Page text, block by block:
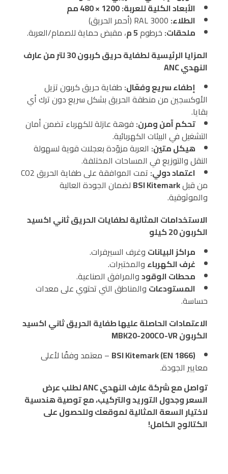
الأبعاد الكلية للعربة:1200 × 480 مم
الطلاء:
ملحقات: خرطوم5 م ، مقبض حماية للصمام/العربة.
المزايا الرئيسية لطفاية حريق كربون 30 لتر من عارف
النهدي ANC
إطفاء سريع وفعّال: طفاية حريق كربون تزيل
الأوكسجين من منطقة الحريق بشكل سريع دون ترك أي
بقايا.
تحكم آمن ومرن: فوهة عازلة للكهرباء تضمن أمان
التشغيل في البيئات الكهربائية.
هيكل متين: العربة مزوّدة بعجلات قوية لسهولة
النقل والتوزيع في المساحات المختلفة.
اعتماد دولي:
تمت الموافقة على طفاية الحريق CO2
من قبلBSI Kitemark لضمان الجودة العالية
والموثوقية.
الاستخدامات المثالية لطفايات الحريق ثاني اكسيد
الكربون 20 كيلو
مراكز البيانات وغرف السيرفرات.
غرف الكهرباء والمختبرات.
محطات الوقودوالمرافق الصناعية.
المستودعات والمناطق التي تحتوي على معدات
حساسة.
الاعتمادات الحاصلة عليها طفاية الحريق ثاني اكسيد
الكربون MBK20-200CO-VR
BSI Kitemark (EN 1866) – معتمد وفقًا لأعلى
معايير الجودة.
تواصل مع شركة عارف النهدي ANC لطلب عرض
السعر وجدول التوريد والتركيب، مع توصية هندسية
لاختيار السعة المثالية لموقعك وللحصول على
الكتالوج الكامل!